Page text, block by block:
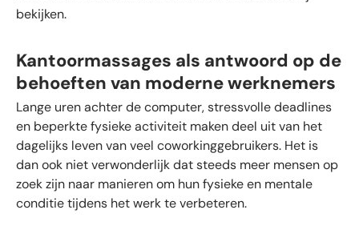
bekijken.
Kantoormassages als antwoord op de
behoeften van moderne werknemers
Lange uren achter de computer, stressvolle deadlines
en beperkte fysieke activiteit maken deel uit van het
dagelijks leven van veel coworkinggebruikers. Het is
dan ook niet verwonderlijk dat steeds meer mensen op
zoek zijn naar manieren om hun fysieke en mentale
conditie tijdens het werk te verbeteren.